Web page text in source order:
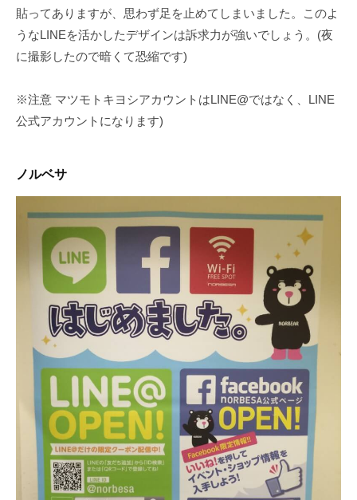
貼ってありますが、思わず足を止めてしまいました。このよ
うなLINEを活かしたデザインは訴求力が強いでしょう。(夜
に撮影したので暗くて恐縮です)
※注意 マツモトキヨシアカウントはLINE@ではなく、LINE
公式アカウントになります)
ノルベサ